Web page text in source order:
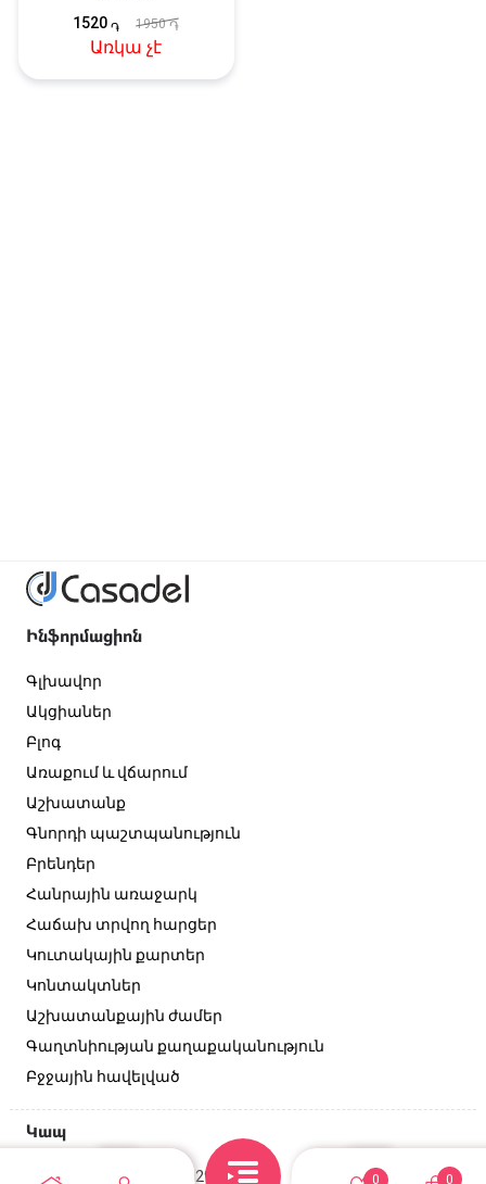
0 0
1520֏ 1950֏
Առկա չէ
Ինֆորմացիոն
Գլխավոր
Ակցիաներ
Բլոգ
Առաքում և վճարում
Աշխատանք
Գնորդի պաշտպանություն
Բրենդեր
Հանրային առաջարկ
Հաճախ տրվող հարցեր
Կուտակային քարտեր
Կոնտակտներ
Աշխատանքային ժամեր
Գաղտնիության քաղաքականություն
Բջջային հավելված
Կապ
Անդրանիկի փող, 129/2 շենք